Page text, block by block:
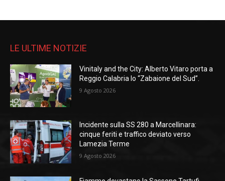
LE ULTIME NOTIZIE
Vinitaly and the City: Alberto Vitaro porta a
Reggio Calabria lo “Zabaione del Sud”.
9 Agosto 2026
Incidente sulla SS 280 a Marcellinara:
cinque feriti e traffico deviato verso
Lamezia Terme
9 Agosto 2026